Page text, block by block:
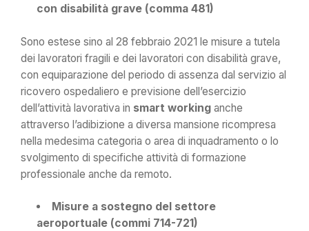
con disabilità grave (comma 481)
Sono estese sino al 28 febbraio 2021 le misure a tutela
dei lavoratori fragili e dei lavoratori con disabilità grave,
con equiparazione del periodo di assenza dal servizio al
ricovero ospedaliero e previsione dell’esercizio
dell’attività lavorativa in smart working anche
attraverso l’adibizione a diversa mansione ricompresa
nella medesima categoria o area di inquadramento o lo
svolgimento di specifiche attività di formazione
professionale anche da remoto.
Misure a sostegno del settore
aeroportuale (commi 714-721)